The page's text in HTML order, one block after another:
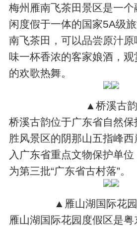
梅州雁南飞茶田景区是一
闲度假于一体的国家5A级
南飞茶田，可以品尝原汁
味一杯香浓的客家娘酒，
的欢歌热舞。
▲桥溪古韵
桥溪古韵位于广东省自然保
胜风景区的阴那山五指峰西
入广东省重点文物保护单
为第三批“广东省古村落”。
▲雁山湖国际花
雁山湖国际花园度假区是